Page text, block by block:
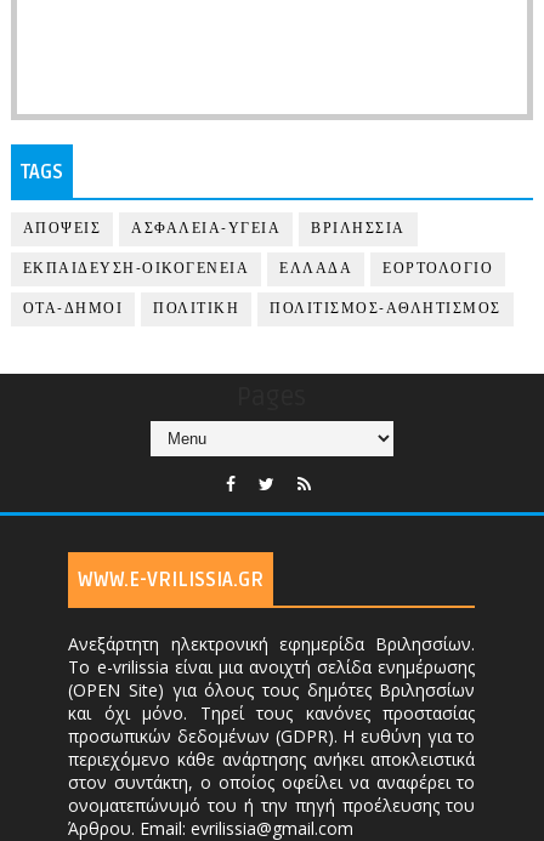
TAGS
ΑΠΟΨΕΙΣ ΑΣΦΑΛΕΙΑ-ΥΓΕΙΑ ΒΡΙΛΗΣΣΙΑ
ΕΚΠΑΙΔΕΥΣΗ-ΟΙΚΟΓΕΝΕΙΑ ΕΛΛΑΔΑ ΕΟΡΤΟΛΟΓΙΟ
ΟΤΑ-ΔΗΜΟΙ ΠΟΛΙΤΙΚΗ ΠΟΛΙΤΙΣΜΟΣ-ΑΘΛΗΤΙΣΜΟΣ
WWW.E-VRILISSIA.GR
Ανεξάρτητη ηλεκτρονική εφημερίδα Βριλησσίων.
Το e-vrilissia είναι μια ανοιχτή σελίδα ενημέρωσης
(OPEN Site) για όλους τους δημότες Βριλησσίων
και όχι μόνο. Τηρεί τους κανόνες προστασίας
προσωπικών δεδομένων (GDPR). Η ευθύνη για το
περιεχόμενο κάθε ανάρτησης ανήκει αποκλειστικά
στον συντάκτη, ο οποίος οφείλει να αναφέρει το
ονοματεπώνυμό του ή την πηγή προέλευσης του
Άρθρου. Email: evrilissia@gmail.com